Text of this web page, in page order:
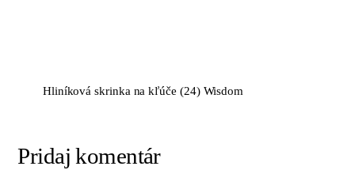
Hliníková skrinka na kľúče (24) Wisdom
Pridaj komentár